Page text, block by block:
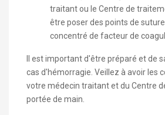
traitant ou le Centre de
être poser des points de
concentré de facteur de
Il est important d'être préparé et de
cas d'hémorragie. Veillez à avoir les
votre médecin traitant et du Centre
portée de main.